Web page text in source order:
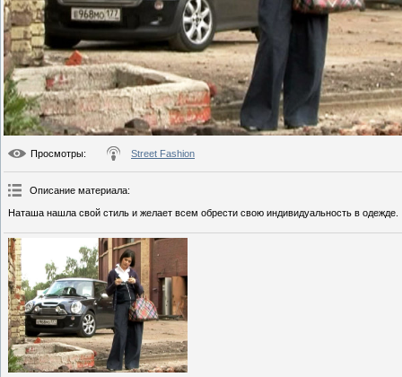
Просмотры: Street Fashion
Описание материала:
Наташа нашла свой стиль и желает всем обрести свою индивидуальность в одежде.